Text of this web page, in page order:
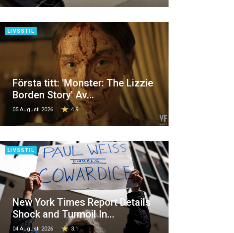
LIVSSTIL
Första titt: 'Monster: The Lizzie
Borden Story' Av...
05 Augusti 2026 4.9
LIVSSTIL
New York Times Report Details
Shock and Turmoil In...
04 Augusti 2026 3.1